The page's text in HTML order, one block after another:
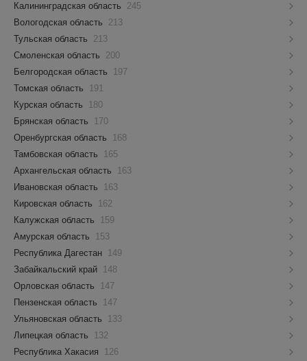
Калининградская область
245
Вологодская область
213
Тульская область
213
Смоленская область
200
Белгородская область
197
Томская область
191
Курская область
180
Брянская область
170
Оренбургская область
168
Тамбовская область
165
Архангельская область
163
Ивановская область
163
Кировская область
162
Калужская область
159
Амурская область
153
Республика Дагестан 149
Забайкальский край 148
Орловская область
147
Пензенская область
147
Ульяновская область
133
Липецкая область
132
Республика Хакасия
126